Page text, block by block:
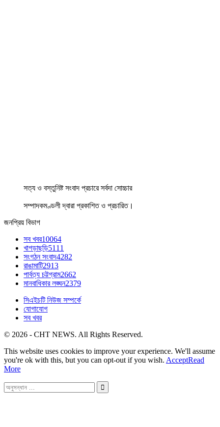
সত্য ও বস্তুনিষ্ট সংবাদ প্রচারে সর্বদা সোচ্চার
সম্পাদকমণ্ডলী দ্বারা প্রকাশিত ও প্রচারিত।
জনপ্রিয় বিভাগ
সব খবর10064
খাগড়াছড়ি5111
সংগঠন সংবাদ4282
রাঙামাটি2913
পার্বত্য চট্টগ্রাম2662
মানবাধিকার লঙ্ঘন2379
সিএইচটি নিউজ সম্পর্কে
যোগাযোগ
সব খবর
© 2026 - CHT NEWS. All Rights Reserved.
This website uses cookies to improve your experience. We'll assume
you're ok with this, but you can opt-out if you wish. AcceptRead
More